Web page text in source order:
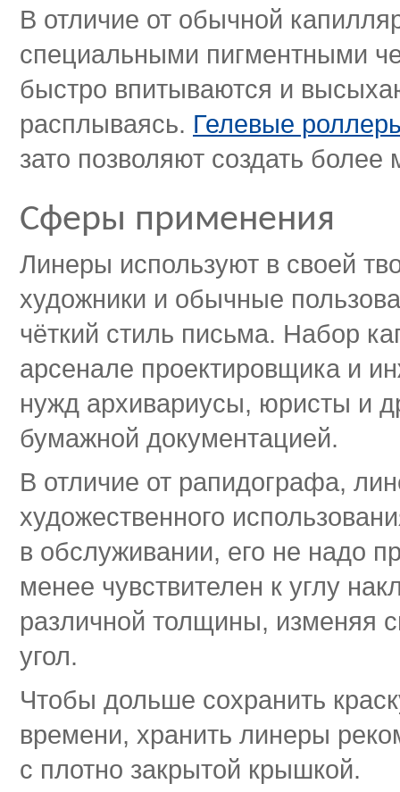
В отличие от обычной
специальными пигментными
быстро впитываются и
расплываясь. Гелевые
зато позволяют создать более
Сферы применения
Линеры используют в своей
художники и обычные
чёткий стиль письма. Набор
арсенале проектировщика и
нужд архивариусы, юристы и
бумажной документацией.
В отличие от рапидографа,
художественного
в обслуживании, его не надо
менее чувствителен к углу
различной толщины, изменяя
угол.
Чтобы дольше сохранить
времени, хранить линеры
с плотно закрытой крышкой.